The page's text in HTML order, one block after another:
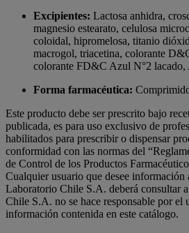
Excipientes: Lactosa anhidra,
magnesio estearato, celulosa
coloidal, hipromelosa, titanio
macrogol, triacetina, colorante
colorante FD&C Azul N°2
Forma farmacéutica:
Este producto debe ser prescrito bajo
publicada, es para uso exclusivo de
habilitados para prescribir o dispensar
conformidad con las normas del
de Control de los Productos
Cualquier usuario que desee información
Laboratorio Chile S.A. deberá consultar
Chile S.A. no se hace responsable por el
información contenida en este catálogo.